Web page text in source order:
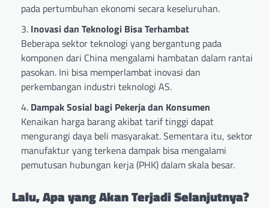
pada pertumbuhan ekonomi secara keseluruhan.
Inovasi dan Teknologi Bisa Terhambat
Beberapa sektor teknologi yang bergantung pada
komponen dari China mengalami hambatan dalam rantai
pasokan. Ini bisa memperlambat inovasi dan
perkembangan industri teknologi AS.
Dampak Sosial bagi Pekerja dan Konsumen
Kenaikan harga barang akibat tarif tinggi dapat
mengurangi daya beli masyarakat. Sementara itu, sektor
manufaktur yang terkena dampak bisa mengalami
pemutusan hubungan kerja (PHK) dalam skala besar.
Lalu, Apa yang Akan Terjadi Selanjutnya?